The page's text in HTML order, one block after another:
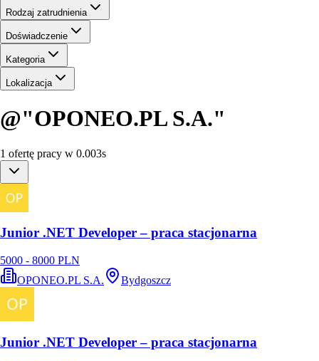
Rodzaj zatrudnienia
Doświadczenie
Kategoria
Lokalizacja
@"OPONEO.PL S.A."
1 ofertę pracy w 0.003s
Junior .NET Developer – praca stacjonarna
5000 - 8000 PLN
OPONEO.PL S.A.
Bydgoszcz
Junior .NET Developer – praca stacjonarna